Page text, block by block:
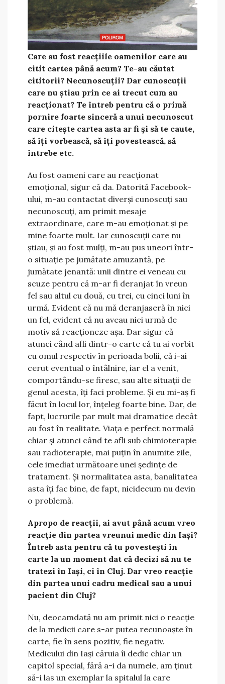
Care au fost reacțiile oamenilor care au
citit cartea până acum? Te-au căutat
cititorii? Necunoscuții? Dar cunoscuții
care nu știau prin ce ai trecut cum au
reacționat? Te întreb pentru că o primă
pornire foarte sinceră a unui necunoscut
care citește cartea asta ar fi și să te caute,
să îți vorbească, să îți povestească, să
întrebe etc.
Au fost oameni care au reacționat
emoțional, sigur că da. Datorită Facebook-
ului, m-au contactat diverși cunoscuți sau
necunoscuți, am primit mesaje
extraordinare, care m-au emoționat și pe
mine foarte mult. Iar cunoscuții care nu
știau, și au fost mulți, m-au pus uneori într-
o situație pe jumătate amuzantă, pe
jumătate jenantă: unii dintre ei veneau cu
scuze pentru că m-ar fi deranjat în vreun
fel sau altul cu două, cu trei, cu cinci luni în
urmă. Evident că nu mă deranjaseră în nici
un fel, evident că nu aveau nici urmă de
motiv să reacționeze așa. Dar sigur că
atunci când afli dintr-o carte că tu ai vorbit
cu omul respectiv în perioada bolii, că i-ai
cerut eventual o întâlnire, iar el a venit,
comportându-se firesc, sau alte situații de
genul acesta, îți faci probleme. Și eu mi-aș fi
făcut în locul lor, înțeleg foarte bine. Dar, de
fapt, lucrurile par mult mai dramatice decât
au fost în realitate. Viața e perfect normală
chiar și atunci când te afli sub chimioterapie
sau radioterapie, mai puțin în anumite zile,
cele imediat următoare unei ședințe de
tratament. Și normalitatea asta, banalitatea
asta îți fac bine, de fapt, nicidecum nu devin
o problemă.
Apropo de reacții, ai avut până acum vreo
reacție din partea vreunui medic din Iași?
Întreb asta pentru că tu povestești în
carte la un moment dat că decizi să nu te
tratezi în Iași, ci în Cluj. Dar vreo reacție
din partea unui cadru medical sau a unui
pacient din Cluj?
Nu, deocamdată nu am primit nici o reacție
de la medicii care s-ar putea recunoaște în
carte, fie în sens pozitiv, fie negativ.
Medicului din Iași căruia îi dedic chiar un
capitol special, fără a-i da numele, am ținut
să-i las un exemplar la spitalul la care